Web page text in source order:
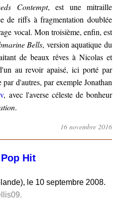
Contempt, est une mitraille
de riffs à fragmentation doublée
vocal. Mon troisième, enfin, est
Bells, version aquatique du
de beaux rêves à Nicolas et
au revoir apaisé, ici porté par
d'autres, par exemple Jonathan
, avec l'averse céleste de bonheur
.
16 novembre 2016
Hit
le 10 septembre 2008.